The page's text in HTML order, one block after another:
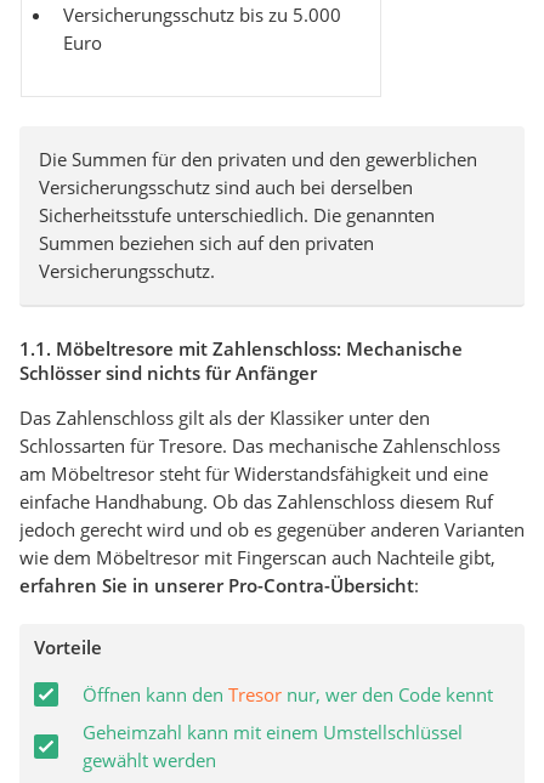
Versicherungsschutz bis zu 5.000
Euro
Die Summen für den privaten und den gewerblichen
Versicherungsschutz sind auch bei derselben
Sicherheitsstufe unterschiedlich. Die genannten
Summen beziehen sich auf den privaten
Versicherungsschutz.
1.1. Möbeltresore mit Zahlenschloss: Mechanische
Schlösser sind nichts für Anfänger
Das Zahlenschloss gilt als der Klassiker unter den
Schlossarten für Tresore. Das mechanische Zahlenschloss
am Möbeltresor steht für Widerstandsfähigkeit und eine
einfache Handhabung. Ob das Zahlenschloss diesem Ruf
jedoch gerecht wird und ob es gegenüber anderen Varianten
wie dem Möbeltresor mit Fingerscan auch Nachteile gibt,
erfahren Sie in unserer Pro-Contra-Übersicht:
Vorteile
Öffnen kann den Tresor nur, wer den Code kennt
Geheimzahl kann mit einem Umstellschlüssel
gewählt werden